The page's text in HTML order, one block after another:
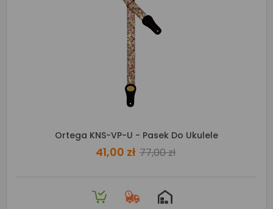
Ortega KNS-VP-U - Pasek Do Ukulele
41,00 zł 77,00 zł